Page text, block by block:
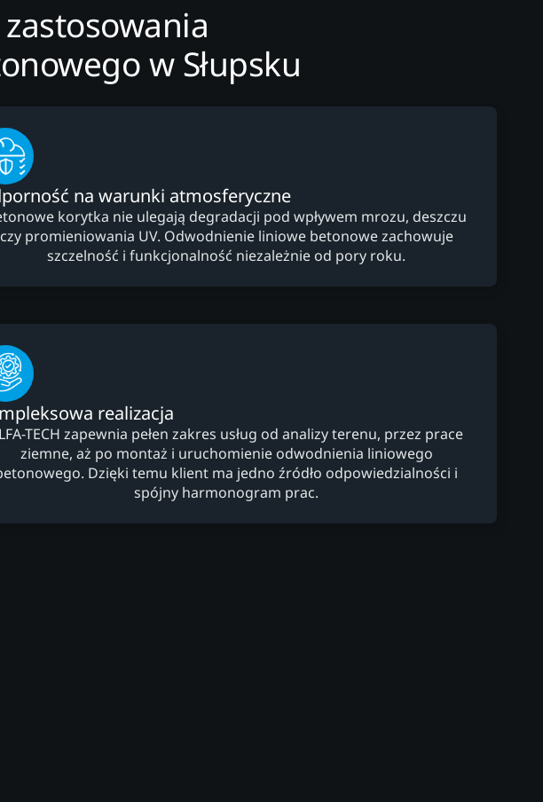
w Słupsku
na warunki atmosferyczne
korytka nie ulegają degradacji pod wpływem mrozu, deszczu
czy promieniowania UV. Odwodnienie liniowe betonowe zachowuje
szczelność i funkcjonalność niezależnie od pory roku.
realizacja
TECH zapewnia pełen zakres usług od analizy terenu, przez prace
ziemne, aż po montaż i uruchomienie odwodnienia liniowego
Dzięki temu klient ma jedno źródło odpowiedzialności i
spójny harmonogram prac.